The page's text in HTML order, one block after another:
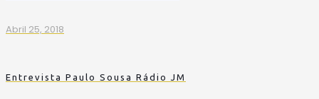
Abril 25, 2018
Entrevista Paulo Sousa Rádio JM